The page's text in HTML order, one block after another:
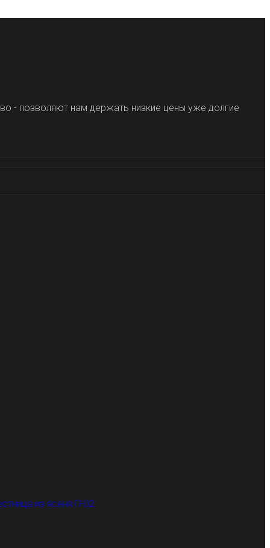
- позволяют нам держать низкие цены уже долгие